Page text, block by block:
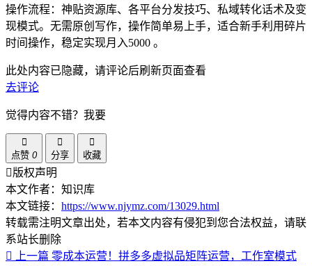
操作流程：神贴资源库、各平台分发技巧、私域转化话术及变
现模式。无需原创写作，操作简单易上手，适合新手利用碎片
时间操作，稳定实现月入5000 。
此处内容已隐藏，请评论后刷新页面查看
去评论
觉得内容不错？我要
点赞 0 分享 收藏
版权声明
本文作者：知识库
本文链接： https://www.njymz.com/13029.html
转载需注明文章出处，若本文内容有侵犯到您合法权益，请联
系站长删除
上一篇 零成本运营！拼多多虚拟品矩阵运营，工作室模式